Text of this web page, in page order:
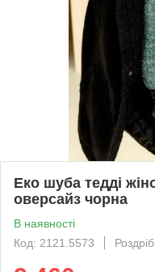
Еко шуба тедді
оверсайз чорна
В наявності
Код: 2121.5573
Роздріб